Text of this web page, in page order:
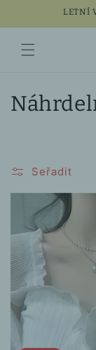
LETNÍ
K
c
e
:
Seřadit